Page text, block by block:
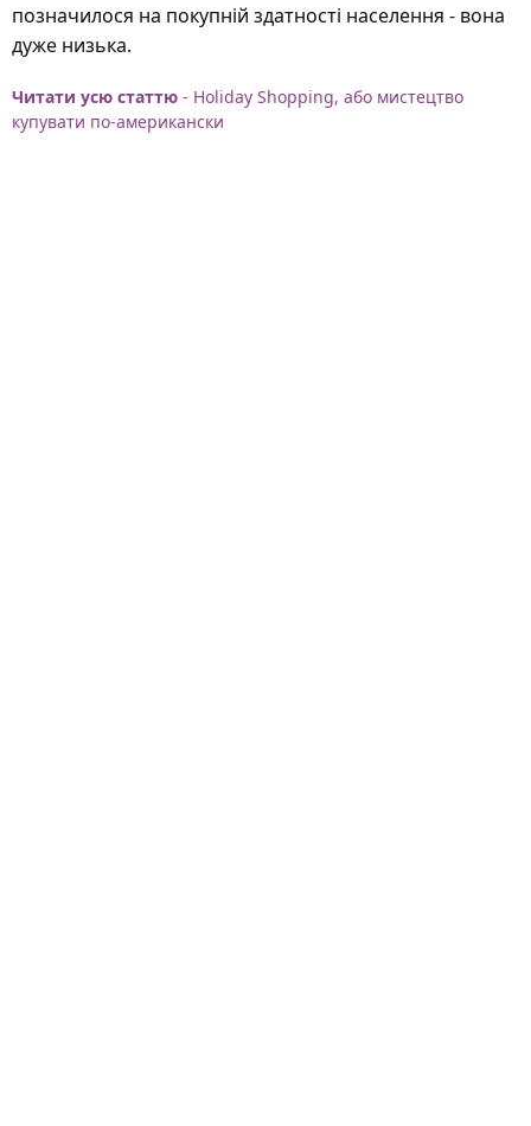
позначилося на покупній здатності населення - вона
дуже низька.
Читати усю статтю - Holiday Shopping, або мистецтво
купувати по-американски